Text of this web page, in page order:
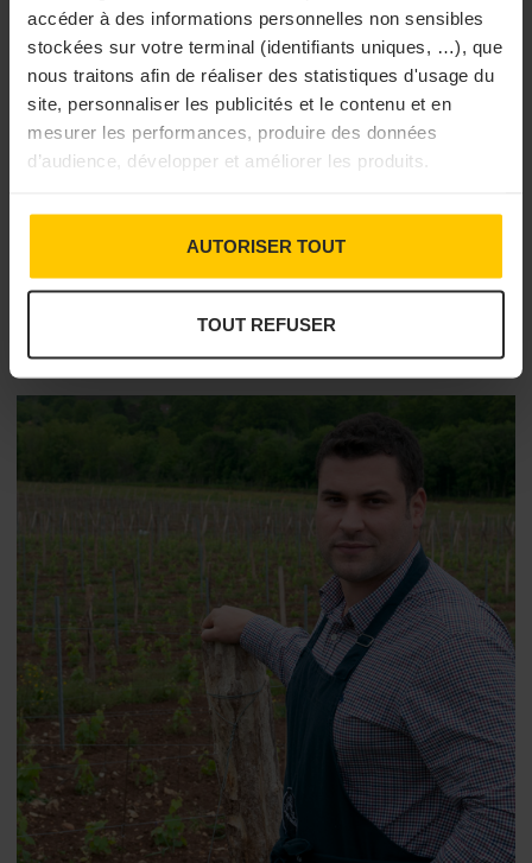
accéder à des informations personnelles non sensibles
stockées sur votre terminal (identifiants uniques, …), que
nous traitons afin de réaliser des statistiques d'usage du
site, personnaliser les publicités et le contenu et en
mesurer les performances, produire des données
d’audience, développer et améliorer les produits.
AUTORISER TOUT
TOUT REFUSER
Grimbergen met le feu à Lille
Depuis le 13 juin et jusqu’au 22 juin, la marque Grimbergen
les soirs, ce lieu aux couleurs de la biè...